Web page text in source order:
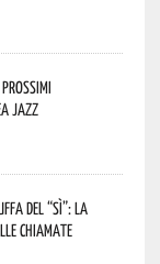
Jazz
del “Sì”: la
chiamate